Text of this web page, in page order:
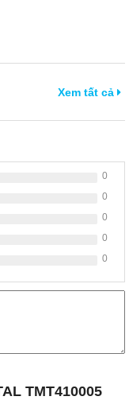
Xem tất cả
0
0
0
0
0
TMT410005